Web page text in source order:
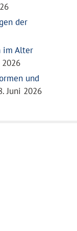
der
im Alter
2026
und
Juni 2026